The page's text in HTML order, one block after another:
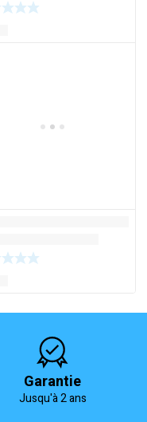
Garantie
Jusqu'à 2 ans